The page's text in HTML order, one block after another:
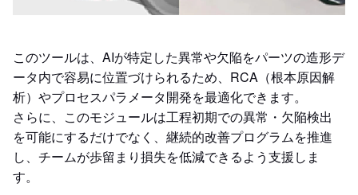
このツールは、AIが特定した異常や欠陥をパーツの造形デ
ータ内で容易に位置づけられるため、RCA（根本原因解
析）やプロセスパラメータ開発を最適化できます。
さらに、このモジュールは工程初期での異常・欠陥検出
を可能にするだけでなく、継続的改善プログラムを推進
し、チームが歩留まり損失を低減できるよう支援しま
す。